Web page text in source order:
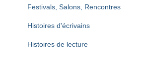
Festivals, Salons, Rencontres
Histoires d'écrivains
Histoires de lecture